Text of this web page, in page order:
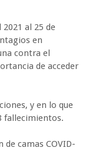
al 25 de
en
contra el
de acceder
y en lo que
fallecimientos.
camas COVID-